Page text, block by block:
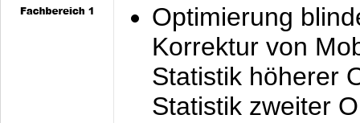
Optimierung
Korrektur von
Statistik höherer
Statistik zweiter